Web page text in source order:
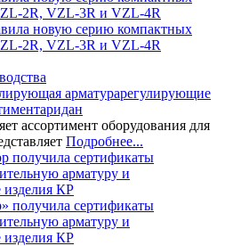
новую серию компактных
2R, VZL-3R и VZL-4R
арматурарегулирующие
ридан
ассортимент оборудования для
Подробнее...
получила сертификаты
арматуру и
КР